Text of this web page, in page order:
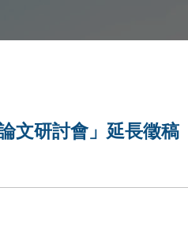
文研討會」延長徵稿